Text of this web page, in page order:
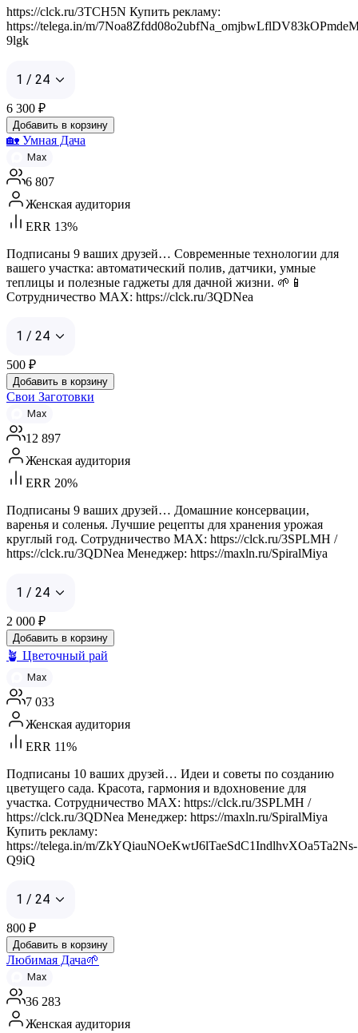
https://clck.ru/3TCH5N Купить рекламу:
https://telega.in/m/
9lgk
1 / 24
6 300 ₽
Добавить в корзину
🏡 Умная Дача
Max
6 807
Женская аудитория
ERR 13%
Подписаны 9 ваших друзей… Современные технологии для
вашего участка: автоматический полив, датчики, умные
теплицы и полезные гаджеты для дачной жизни. 🌱📱
Сотрудничество MAX: https://clck.ru/3QDNea
1 / 24
500 ₽
Добавить в корзину
Свои Заготовки
Max
12 897
Женская аудитория
ERR 20%
Подписаны 9 ваших друзей… Домашние консервации,
варенья и соленья. Лучшие рецепты для хранения урожая
круглый год. Сотрудничество MAX: https://clck.ru/3SPLMH /
https://clck.ru/3QDNea Менеджер: https://maxln.ru/SpiralMiya
1 / 24
2 000 ₽
Добавить в корзину
🪴 Цветочный рай
Max
7 033
Женская аудитория
ERR 11%
Подписаны 10 ваших друзей… Идеи и советы по созданию
цветущего сада. Красота, гармония и вдохновение для
участка. Сотрудничество MAX: https://clck.ru/3SPLMH /
https://clck.ru/3QDNea Менеджер: https://maxln.ru/SpiralMiya
Купить рекламу:
https://telega.in/m/ZkYQiauNOeKwtJ6lTaeSdC1IndlhvXOa5Ta2Ns-
Q9iQ
1 / 24
800 ₽
Добавить в корзину
Любимая Дача🌱
Max
36 283
Женская аудитория